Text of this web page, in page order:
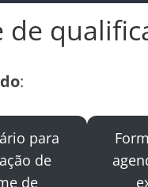
de
:
para
de
de